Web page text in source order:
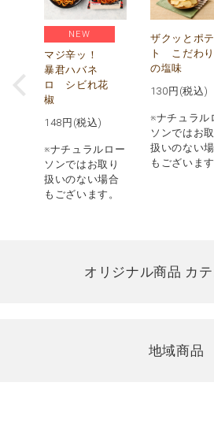
NEW
マジ辛ッ！
暴君ハバネ
ロ シビれ花
椒
148 円(税込)
※ナチュラルロー
ソンではお取り
扱いのない場合
もございます。
ザクッとポテ
ト こだわり
の塩味
130 円(税込)
※ナチュラル
ソンではお
扱いのない
もございます
オリジナル商品 カ
地域商品